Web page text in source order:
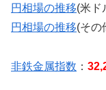
円相場の推移(米ド
円相場の推移(その
非鉄金属指数 ：